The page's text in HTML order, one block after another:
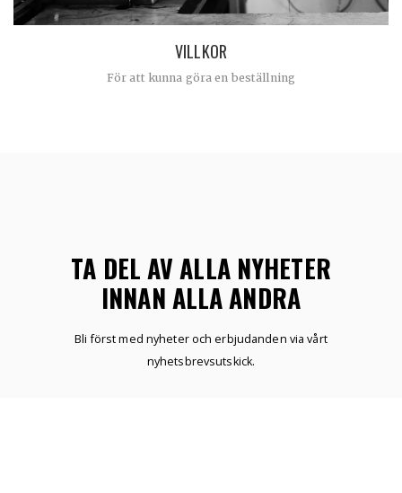
VILLKOR
För att kunna göra en beställning
TA DEL AV ALLA NYHETER
INNAN ALLA ANDRA
Bli först med nyheter och erbjudanden via vårt
nyhetsbrevsutskick.